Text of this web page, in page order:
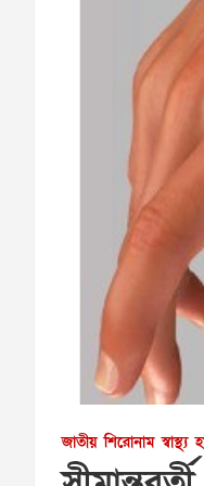
জাতীয় শিরোনাম স্বাস্থ্য